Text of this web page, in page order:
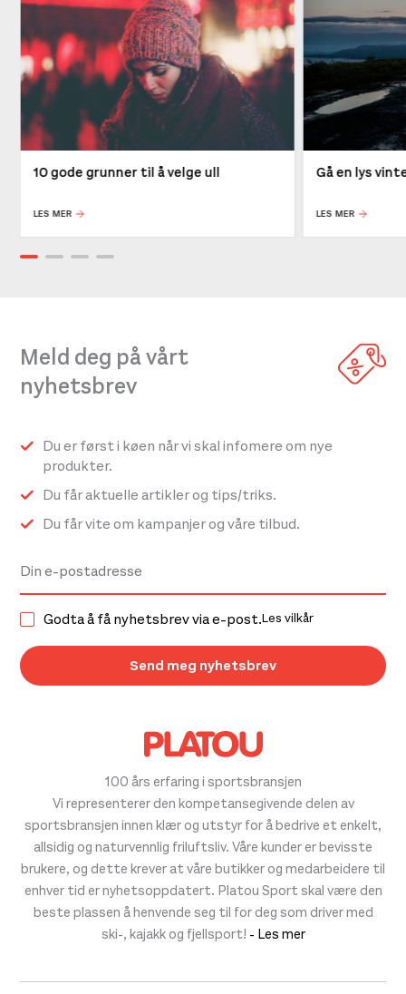
10 gode grunner til å velge ull
LES MER
Gå en lys
LES MER
100 års erfaring i sportsbransjen
Vi representerer den kompetansegivende delen av
sportsbransjen innen klær og utstyr for å bedrive et enkelt,
allsidig og naturvennlig friluftsliv. Våre kunder er bevisste
brukere, og dette krever at våre butikker og medarbeidere til
enhver tid er nyhetsoppdatert. Platou Sport skal være den
beste plassen å henvende seg til for deg som driver med
ski-, kajakk og fjellsport! - Les mer
Meld deg på vårt
nyhetsbrev
Du er først i køen når vi skal infomere om nye
produkter.
Du får aktuelle artikler og tips/triks.
Du får vite om kampanjer og våre tilbud.
Godta å få nyhetsbrev via e-post.Les vilkår